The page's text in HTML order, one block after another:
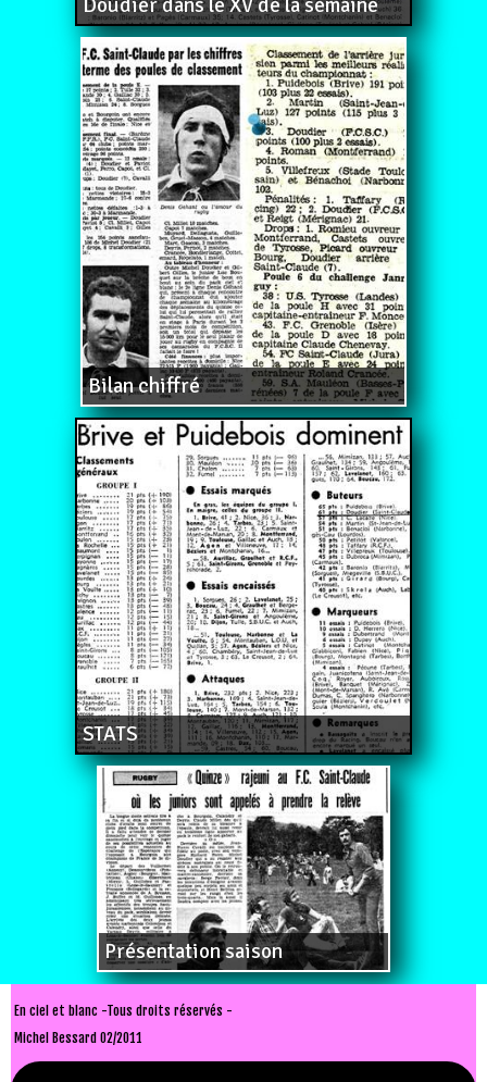
Doudier dans le XV de la semaine
Bilan chiffré
STATS
Présentation saison
En ciel et blanc -Tous droits réservés -
Michel Bessard 02/2011